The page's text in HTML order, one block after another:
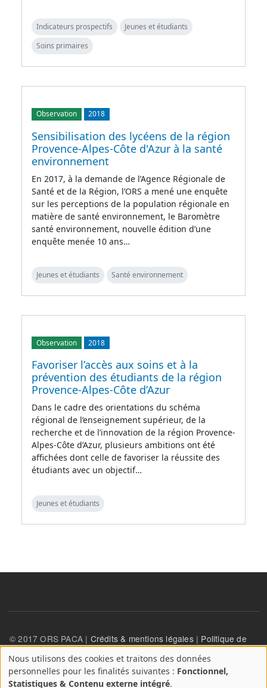
Indicateurs prospectifs
Jeunes et étudiants
Soins primaires
Observation 2018
Sensibilisation des lycéens de la région
Provence-Alpes-Côte d'Azur à la santé
environnement
En 2017, à la demande de l’Agence Régionale de
Santé et de la Région, l’ORS a mené une enquête
sur les perceptions de la population régionale en
matière de santé environnement, le Baromètre
santé environnement, nouvelle édition d’une
enquête menée 10 ans…
Jeunes et étudiants Santé environnement
Observation 2018
Favoriser l’accès aux soins et à la
prévention des étudiants de la région
Provence-Alpes-Côte d’Azur
Dans le cadre des orientations du schéma
régional de l’enseignement supérieur, de la
recherche et de l’innovation de la région Provence-
Alpes-Côte d’Azur, plusieurs ambitions ont été
affichées dont celle de favoriser la réussite des
étudiants avec un objectif…
Jeunes et étudiants
© 2017 ORS PACA | Crédits & mentions légales| Politique de
confidentialité
A
propos
Nous utilisons des cookies et traitons des données
personnelles pour les finalités suivantes : Fonctionnel,
Statistiques & Contenu externe intégré.